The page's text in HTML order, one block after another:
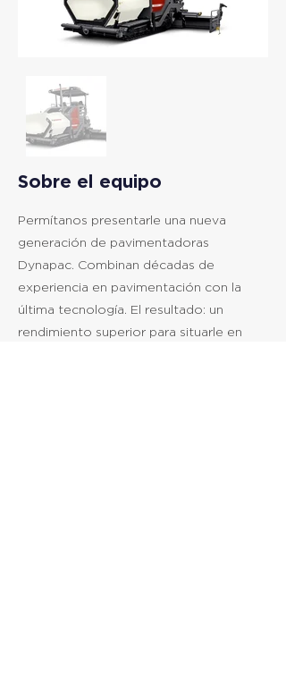
Sobre el equipo
Permítanos presentarle una nueva
generación de pavimentadoras
Dynapac. Combinan décadas de
experiencia en pavimentación con la
última tecnología. El resultado: un
rendimiento superior para situarle en